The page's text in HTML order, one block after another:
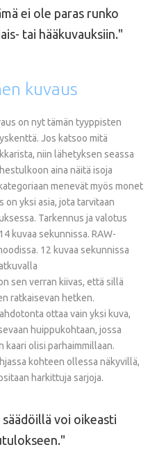
ei ole paras runko
tai hääkuvauksiin.
kuvaus
on nyt tämän tyyppisten
Jos katsoo mitä
niin lähetyksen seassa
aina näitä isoja
menevät myös monet
yksi asia, jota tarvitaan
Tarkennus ja valotus
kuvaa sekunnissa. RAW-
12 kuvaa sekunnissa
sen verran kiivas, että sillä
ratkaisevan hetken.
ottaa vain yksi kuva,
huippukohtaan, jossa
kaari olisi parhaimmillaan.
kohteen ollessa näkyvillä,
harkittuja sarjoja.
voi oikeasti